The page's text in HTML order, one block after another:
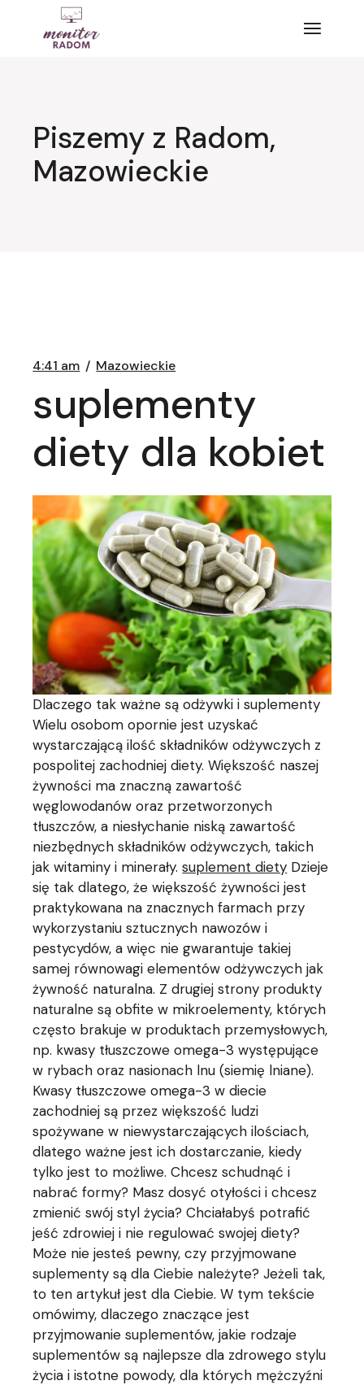
Piszemy z Radom,
Mazowieckie
4:41 am Mazowieckie
suplementy
diety dla kobiet
Dlaczego tak ważne są odżywki i suplementy
Wielu osobom opornie jest uzyskać
wystarczającą ilość składników odżywczych z
pospolitej zachodniej diety. Większość naszej
żywności ma znaczną zawartość
węglowodanów oraz przetworzonych
tłuszczów, a niesłychanie niską zawartość
niezbędnych składników odżywczych, takich
jak witaminy i minerały.suplement diety Dzieje
się tak dlatego, że większość żywności jest
praktykowana na znacznych farmach przy
wykorzystaniu sztucznych nawozów i
pestycydów, a więc nie gwarantuje takiej
samej równowagi elementów odżywczych jak
żywność naturalna. Z drugiej strony produkty
naturalne są obfite w mikroelementy, których
często brakuje w produktach przemysłowych,
np. kwasy tłuszczowe omega-3 występujące
w rybach oraz nasionach lnu (siemię lniane).
Kwasy tłuszczowe omega-3 w diecie
zachodniej są przez większość ludzi
spożywane w niewystarczających ilościach,
dlatego ważne jest ich dostarczanie, kiedy
tylko jest to możliwe. Chcesz schudnąć i
nabrać formy? Masz dosyć otyłości i chcesz
zmienić swój styl życia? Chciałabyś potrafić
jeść zdrowiej i nie regulować swojej diety?
Może nie jesteś pewny, czy przyjmowane
suplementy są dla Ciebie należyte? Jeżeli tak,
to ten artykuł jest dla Ciebie. W tym tekście
omówimy, dlaczego znaczące jest
przyjmowanie suplementów, jakie rodzaje
suplementów są najlepsze dla zdrowego stylu
życia i istotne powody, dla których mężczyźni